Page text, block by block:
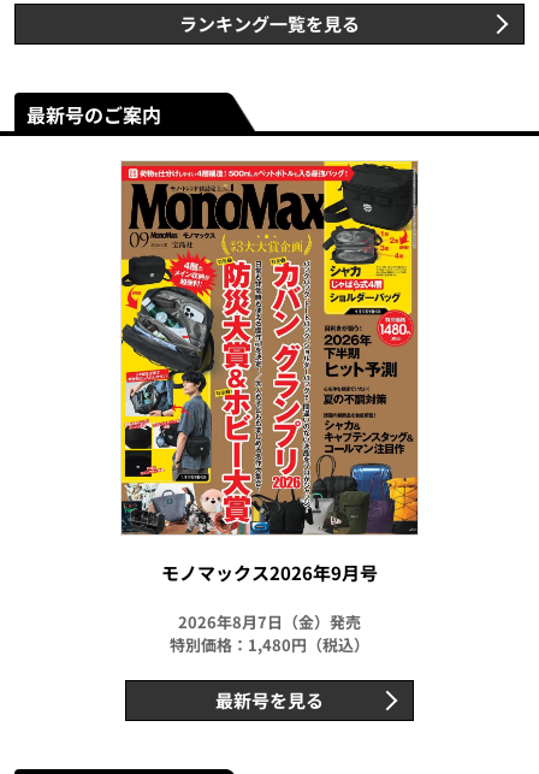
ランキング一覧を見る
最新号のご案内
モノマックス2026年9月号
2026年8月7日（金）発売
特別価格：1,480円（税込）
最新号を見る